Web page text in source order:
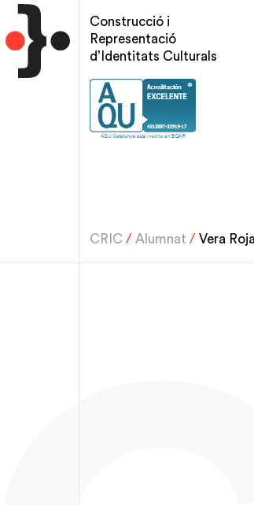
Vés
al
contingut
Construcció i
Representació
d’Identitats Culturals
CRIC / Alumnat / Vera